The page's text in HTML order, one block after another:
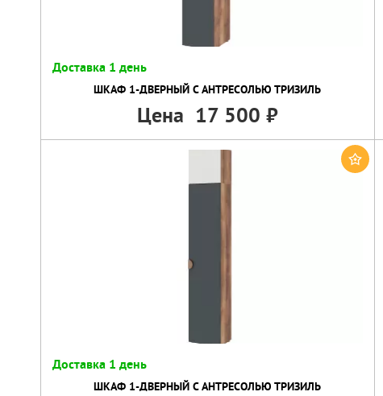
Доставка 1 день
ШКАФ 1-ДВЕРНЫЙ C АНТРЕСОЛЬЮ ТРИЗИЛЬ
Цена 17 500
Доставка 1 день
ШКАФ 1-ДВЕРНЫЙ C АНТРЕСОЛЬЮ ТРИЗИЛЬ